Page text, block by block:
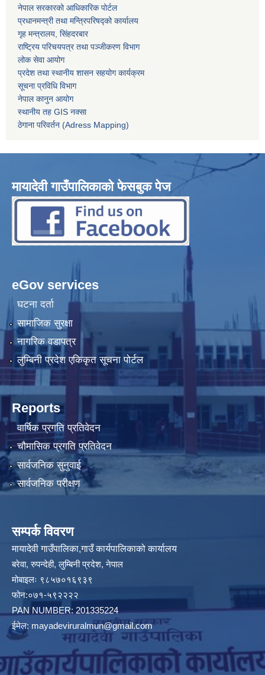
नेपाल सरकारको आधिकारिक पोर्टल
प्रधानमन्त्री तथा मन्त्रिपरिषद्को कार्यालय
गृह मन्त्रालय, सिंहदरबार
राष्ट्रिय परिचयपत्र तथा पञ्जीकरण विभाग
लोक सेवा आयोग
प्रदेश तथा स्थानीय शासन सहयोग कार्यक्रम
सूचना प्रविधि विभाग
नेपाल कानुन आयोग
स्थानीय तह GIS नक्सा
ठेगाना परिवर्तन (Adress Mapping)
मायादेवी गाउँपालिकाको फेसबुक पेज
eGov services
घटना दर्ता
सामाजिक सुरक्षा
नागरिक वडापत्र
लुम्बिनी प्रदेश एकिकृत सूचना पोर्टल
Reports
वार्षिक प्रगति प्रतिवेदन
चौमासिक प्रगति प्रतिवेदन
सार्वजनिक सुनुवाई
सार्वजनिक परीक्षण
सम्पर्क विवरण
मायादेवी गाउँपालिका,गाउँ कार्यपालिकाको कार्यालय
बरेवा, रुपन्देही, लुम्बिनी प्रदेश, नेपाल
मोबाइलः ९८५७०१६९३९
फोन:०७१-५९२२२२
PAN NUMBER: 201335224
ईमेल: mayadeviruralmun@gmail.com